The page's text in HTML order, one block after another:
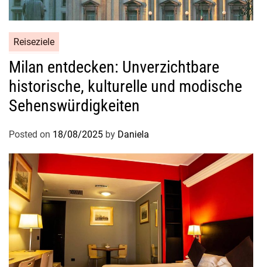
h
t
Reiseziele
Milan entdecken: Unverzichtbare
historische, kulturelle und modische
Sehenswürdigkeiten
Posted on 18/08/2025 by Daniela